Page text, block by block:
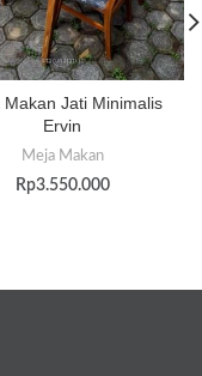
Makan Jati Minimalis
Ervin
Meja Makan
Rp3.550.000